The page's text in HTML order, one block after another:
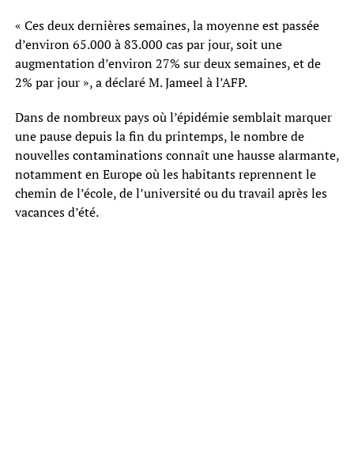
« Ces deux dernières semaines, la moyenne est passée
d’environ 65.000 à 83.000 cas par jour, soit une
augmentation d’environ 27% sur deux semaines, et de
2% par jour », a déclaré M. Jameel à l’AFP.
Dans de nombreux pays où l’épidémie semblait marquer
une pause depuis la fin du printemps, le nombre de
nouvelles contaminations connaît une hausse alarmante,
notamment en Europe où les habitants reprennent le
chemin de l’école, de l’université ou du travail après les
vacances d’été.